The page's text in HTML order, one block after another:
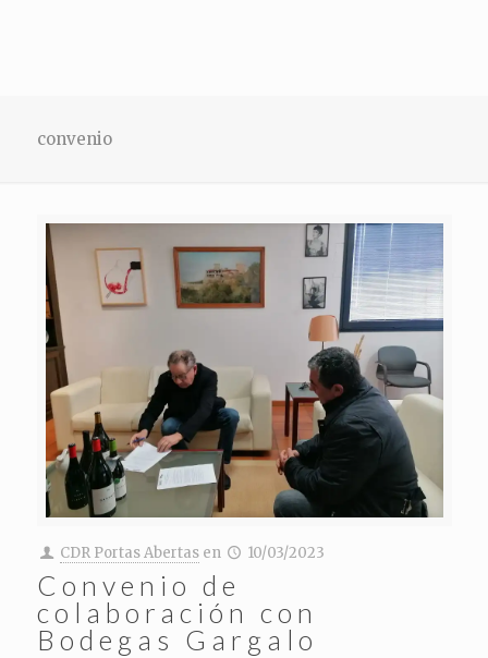
convenio
CDR Portas Abertas en 10/03/2023
Convenio de
colaboración con
Bodegas Gargalo